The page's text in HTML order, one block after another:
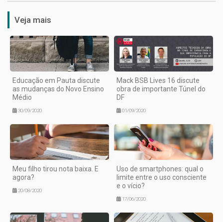
Veja mais
Educação em Pauta discute
as mudanças do Novo Ensino
Médio
30/09/2020
Mack BSB Lives 16 discute
obra de importante Túnel do
DF
01/09/2020
Meu filho tirou nota baixa. E
agora?
20/08/2020
Uso de smartphones: qual o
limite entre o uso consciente
e o vício?
17/06/2020